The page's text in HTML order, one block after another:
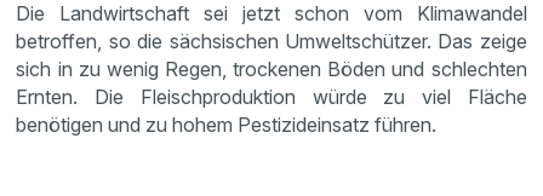
Die Landwirtschaft sei jetzt schon vom Klimawandel
betroffen, so die sächsischen Umweltschützer. Das zeige
sich in zu wenig Regen, trockenen Böden und schlechten
Ernten. Die Fleischproduktion würde zu viel Fläche
benötigen und zu hohem Pestizideinsatz führen.